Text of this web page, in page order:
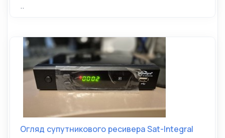
..
Огляд супутникового ресивера Sat-Integral